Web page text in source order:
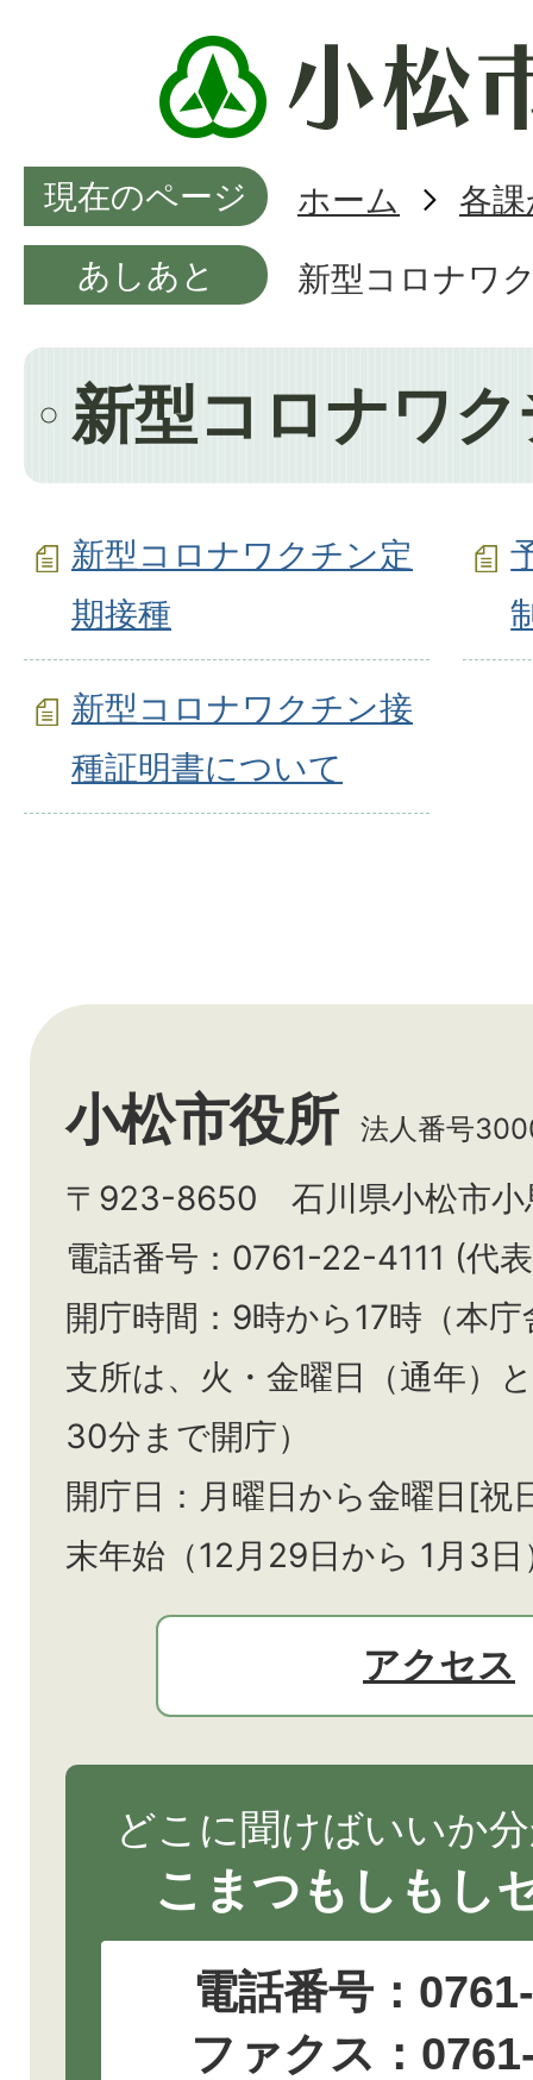
現在のページ ホーム
各
あしあと
新型コロナワ
新型コロナワ
新型コロナワクチン定
期接種
新型コロナワクチン接
種証明書について
小松市役所 法人番号
〒923-8650 石川県小松市小
電話番号：0761-22-4111 (代
開庁時間：9時から17時（本
支所は、火・金曜日（通年）と
30分まで開庁）
開庁日：月曜日から金曜日[祝
末年始（12月29日から 1月3
アクセス
どこに聞けばいいか
こまつもしもし
電話番号：
ファクス：